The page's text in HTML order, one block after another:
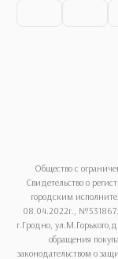
Общество с
Свидетельство о
городским
08.04.2022г.,
г.Гродно,
обращения
законодательством о